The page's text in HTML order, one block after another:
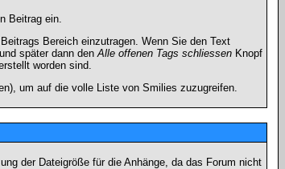
Beitrag ein.
Bereich einzutragen. Wenn Sie den Text
später dann denAlle offenen Tags schliessenKnopf
worden sind.
um auf die volle Liste von Smilies zuzugreifen.
der Dateigröße für die Anhänge, da das Forum nicht